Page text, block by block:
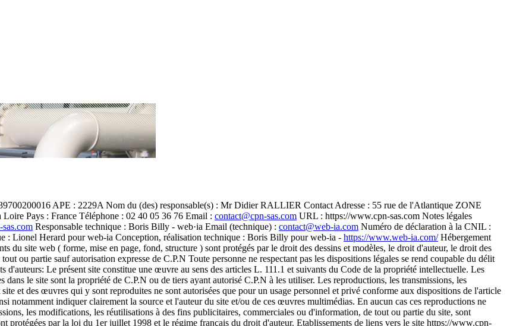
APE : 2229A Nom du (des) responsable(s) : Mr Didier RALLIER Contact Adresse : 55 rue de l'Atlantique ZONE
Pays : France Téléphone : 02 40 05 36 76 Email : contact@cpn-sas.com URL : https://www.cpn-sas.com Notes légales
Responsable technique : Boris Billy - web·ia Email (technique) : contact@web-ia.com Numéro de déclaration à la CNIL :
: Lionel Herard pour web-ia Conception, réalisation technique : Boris Billy pour web-ia - https://www.web-ia.com/Hébergement
du site web ( forme, mise en page, fond, structure ) sont protégés par le droit des dessins et modèles, le droit d'auteur, le droit des
ou partie sauf autorisation expresse de C.P.N Toute personne ne respectant pas les dispositions légales se rend coupable du délit
Le présent site constitue une œuvre au sens des articles L. 111.1 et suivants du Code de la propriété intellectuelle. Les
le site sont la propriété de C.P.N ou de tiers ayant autorisé C.P.N à les utiliser. Les reproductions, les transmissions, les
et des œuvres qui y sont reproduites ne sont autorisées que pour un usage personnel et privé conforme aux dispositions de l'article
notamment indiquer clairement la source et l'auteur du site et/ou de ces œuvres multimédias. En aucun cas ces reproductions ne
les modifications, les réutilisations à des fins publicitaires, commerciales ou d'information, de tout ou partie du site, sont
protégées par la loi du 1er juillet 1998 et le régime français du droit d'auteur. Etablissements de liens vers le site https://www.cpn-